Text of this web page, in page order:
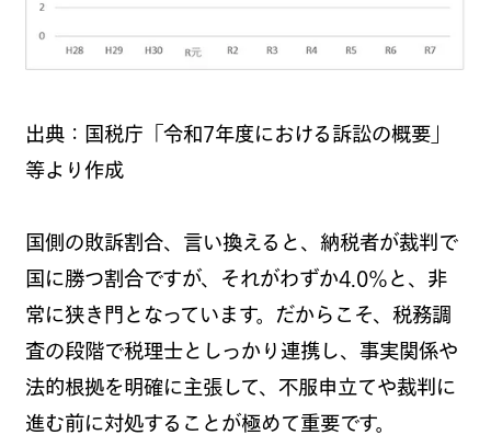
出典：国税庁「令和7年度における訴訟の概要」
等より作成
国側の敗訴割合、言い換えると、納税者が裁判で
国に勝つ割合ですが、それがわずか4.0%と、非
常に狭き門となっています。だからこそ、税務調
査の段階で税理士としっかり連携し、事実関係や
法的根拠を明確に主張して、不服申立てや裁判に
進む前に対処することが極めて重要です。